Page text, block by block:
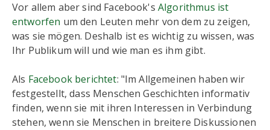
Vor allem aber sind Facebook's Algorithmus ist
entworfen um den Leuten mehr von dem zu zeigen,
was sie mögen. Deshalb ist es wichtig zu wissen, was
Ihr Publikum will und wie man es ihm gibt.
Als Facebook berichtet: "Im Allgemeinen haben wir
festgestellt, dass Menschen Geschichten informativ
finden, wenn sie mit ihren Interessen in Verbindung
stehen, wenn sie Menschen in breitere Diskussionen